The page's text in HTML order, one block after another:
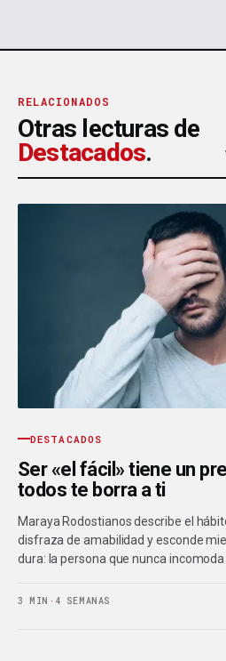
RELACIONADOS
Otras lecturas de
Destacados.
DESTACADOS
Ser «el fácil» tiene un
todos te borra a ti
Maraya Rodostianos describe el
disfraza de amabilidad y esconde
dura: la persona que nunca incomoda
3 MIN · 4 SEMANAS